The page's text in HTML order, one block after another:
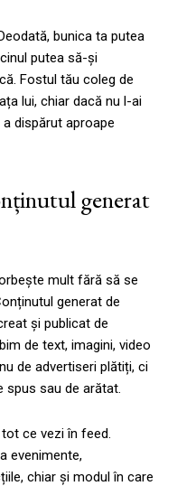
bunica ta putea
putea să-și
Fostul tău coleg de
lui, chiar dacă nu l-ai
dispărut aproape
generat
mult fără să se
generat de
și publicat de
de text, imagini, video
de advertiseri plătiți, ci
spus sau de arătat.
ce vezi în feed.
evenimente,
chiar și modul în care